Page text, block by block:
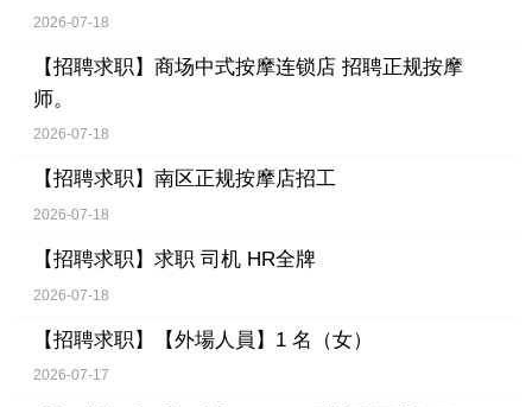
2026-07-18
【招聘求职】 商场中式按摩连锁店 招聘正规按摩
师。
2026-07-18
【招聘求职】 南区正规按摩店招工
2026-07-18
【招聘求职】 求职 司机 HR全牌
2026-07-18
【招聘求职】 【外場人員】1 名（女）
2026-07-17